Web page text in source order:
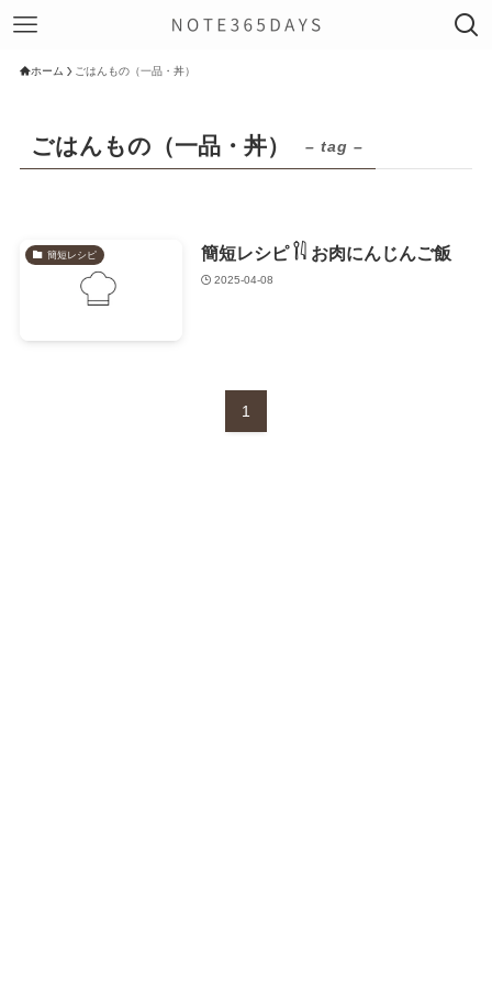
ホーム ごはんもの（一品・丼）
ごはんもの（一品・丼） – tag –
簡短レシピ 簡短レシピ 𓌉𓇋 お肉にんじんご飯
2025-04-08
1